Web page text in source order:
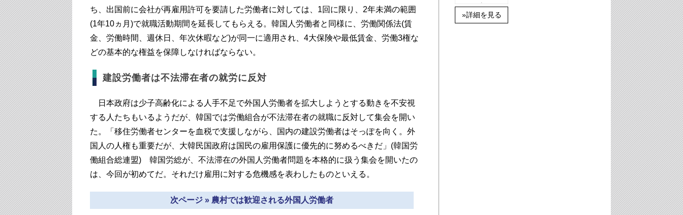
ち、出国前に会社が再雇用許可を要請した労働者に対しては、1回に限り、2年未満の範囲
(1年10ヵ月)で就職活動期間を延長してもらえる。韓国人労働者と同様に、労働関係法(賃
金、労働時間、週休日、年次休暇など)が同一に適用され、4大保険や最低賃金、労働3権な
どの基本的な権益を保障しなければならない。
建設労働者は不法滞在者の就労に反対
日本政府は少子高齢化による人手不足で外国人労働者を拡大しようとする動き を不安視
する人たちもいるようだが、 韓国では労働組合が不法滞在者の就職に反対して集会を開い
た。「移住労働者センターを血税で支援しながら、国内の建設労働者はそっぽを向く。外
国人の人権も重要だが、大韓民国政府は国民の雇用保護に優先的に努めるべきだ」(韓国労
働組合総連盟) 韓国労総が、不法滞在の外国人労働者問題を本格的に扱う集会を開いたの
は、今回が初めてだ。それだけ雇用に対する危機感を表わしたものといえる。
次ページ » 農村では歓迎される外国人労働者
»詳細を見る